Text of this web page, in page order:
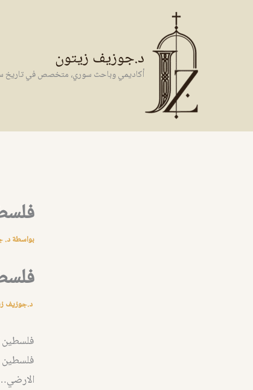
د.جوزيف زيتون
أكاديمي وباحث سوري، متخصص في تاريخ
بواسطةد.
د.جوزيف
فلسطين